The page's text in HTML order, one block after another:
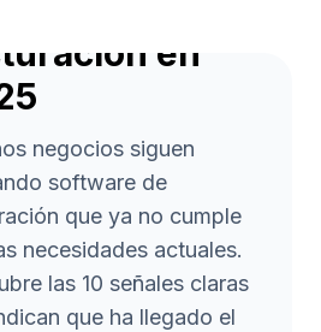
en
negocios siguen
software de
que ya no cumple
necesidades actuales.
las 10 señales claras
que ha llegado el